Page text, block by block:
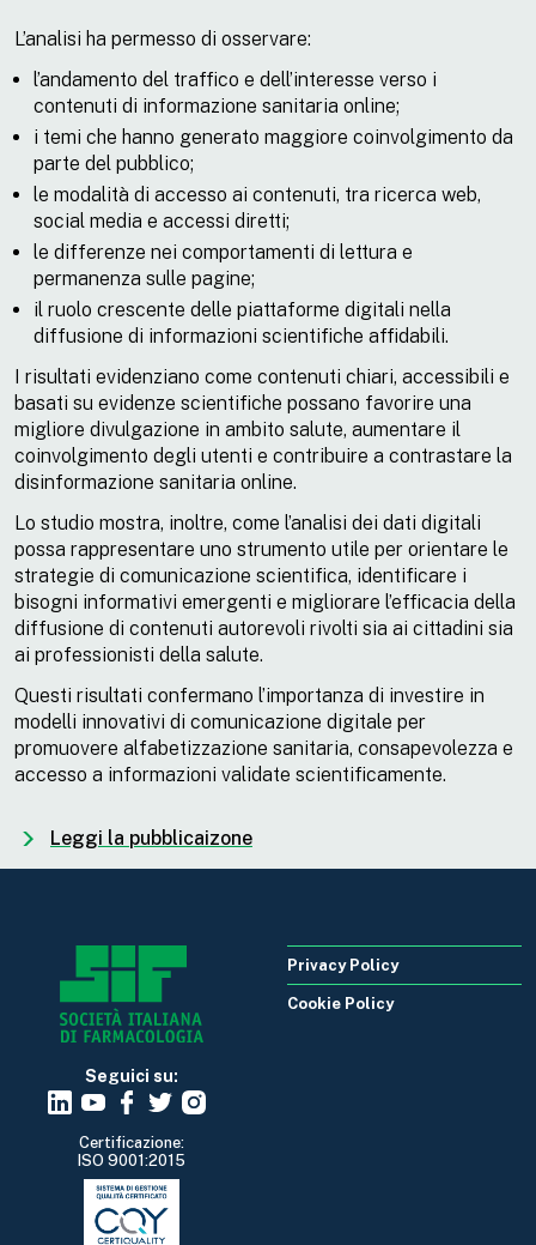
L’analisi ha permesso di osservare:
l’andamento del traffico e dell’interesse verso i
contenuti di informazione sanitaria online;
i temi che hanno generato maggiore coinvolgimento da
parte del pubblico;
le modalità di accesso ai contenuti, tra ricerca web,
social media e accessi diretti;
le differenze nei comportamenti di lettura e
permanenza sulle pagine;
il ruolo crescente delle piattaforme digitali nella
diffusione di informazioni scientifiche affidabili.
I risultati evidenziano come contenuti chiari, accessibili e
basati su evidenze scientifiche possano favorire una
migliore divulgazione in ambito salute, aumentare il
coinvolgimento degli utenti e contribuire a contrastare la
disinformazione sanitaria online.
Lo studio mostra, inoltre, come l’analisi dei dati digitali
possa rappresentare uno strumento utile per orientare le
strategie di comunicazione scientifica, identificare i
bisogni informativi emergenti e migliorare l’efficacia della
diffusione di contenuti autorevoli rivolti sia ai cittadini sia
ai professionisti della salute.
Questi risultati confermano l’importanza di investire in
modelli innovativi di comunicazione digitale per
promuovere alfabetizzazione sanitaria, consapevolezza e
accesso a informazioni validate scientificamente.
Leggi la pubblicaizone
Seguici su:
Certificazione:
ISO 9001:2015
Privacy Policy
Cookie Policy